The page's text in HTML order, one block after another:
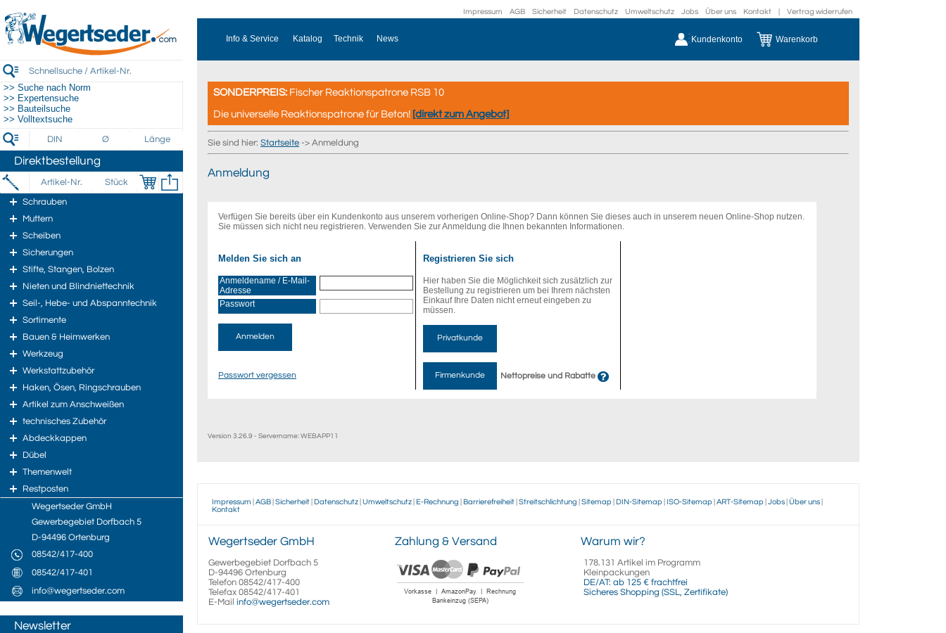
>> Suche nach Norm
>> Expertensuche
>> Bauteilsuche
>> Volltextsuche
Direktbestellung
Schrauben
Muttern
Scheiben
Sicherungen
Stifte, Stangen, Bolzen
Nieten und Blindniettechnik
Seil-, Hebe- und Abspanntechnik
Sortimente
Bauen & Heimwerken
Werkzeug
Werkstattzubehör
Haken, Ösen, Ringschrauben
Artikel zum Anschweißen
technisches Zubehör
Abdeckkappen
Dübel
Themenwelt
Restposten
Wegertseder GmbH
Gewerbegebiet Dorfbach 5
D-94496 Ortenburg
08542/417-400
08542/417-401
info@wegertseder.com
Newsletter
Impressum AGB Sicherheit Datenschutz Umweltschutz Jobs Über uns Kontakt Vertrag widerrufen
Info & Service Katalog Technik News Kundenkonto Warenkorb
SONDERPREIS: Fischer Reaktionspatrone RSB 10
Die universelle Reaktionspatrone für Beton! [direkt zum Angebot]
Sie sind hier: Startseite -> Anmeldung
Anmeldung
Verfügen Sie bereits über ein Kundenkonto aus unserem vorherigen Online-Shop? Dann können Sie dieses auch in unserem neuen Online-Shop nutzen.
Sie müssen sich nicht neu registrieren. Verwenden Sie zur Anmeldung die Ihnen bekannten Informationen.
Melden Sie sich an
Anmeldename / E-Mail-
Adresse
Passwort
Anmelden
Passwort vergessen
Registrieren Sie sich
Hier haben Sie die Möglichkeit sich zusätzlich zur
Bestellung zu registrieren um bei Ihrem nächsten
Einkauf Ihre Daten nicht erneut eingeben zu
müssen.
Privatkunde
Firmenkunde Nettopreise und Rabatte
Version 3.26.9 - Servername: WEBAPP11
Impressum AGB Sicherheit Datenschutz Umweltschutz E-Rechnung Barrierefreiheit Streitschlichtung Sitemap DIN-Sitemap ISO-Sitemap ART-Sitemap Jobs Über uns
Kontakt
Wegertseder GmbH
Gewerbegebiet Dorfbach 5
D-94496 Ortenburg
Telefon 08542/417-400
Telefax 08542/417-401
E-Mail info@wegertseder.com
Zahlung & Versand Warum wir?
178.131 Artikel im Programm
Kleinpackungen
DE/AT: ab 125 € frachtfrei
Sicheres Shopping (SSL, Zertifikate)